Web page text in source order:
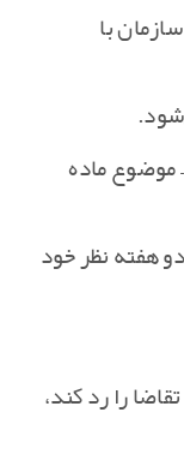
سازمان با
– موضوع ماده
هفته نظر خود
را رد کند،